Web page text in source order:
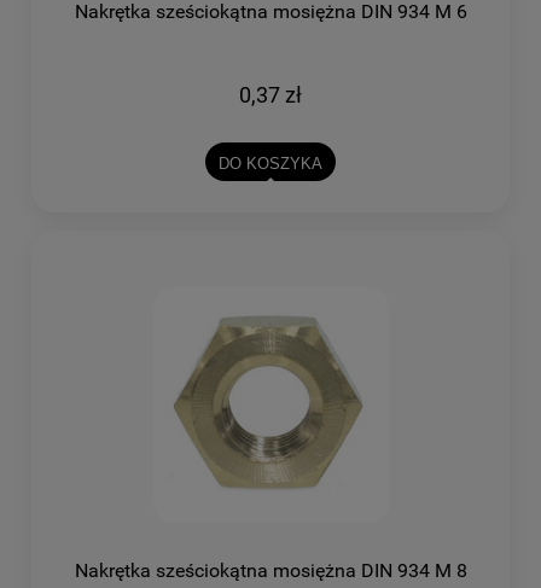
Nakrętka sześciokątna mosiężna DIN 934 M 6
0,37 zł
DO KOSZYKA
Nakrętka sześciokątna mosiężna DIN 934 M 8